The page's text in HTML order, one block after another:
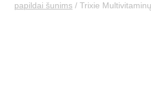
papildai šunims / Trixie